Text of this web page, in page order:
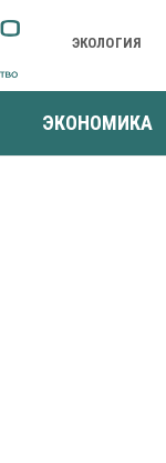
ЭКОЛОГИЯ
ЭКОНОМИКА